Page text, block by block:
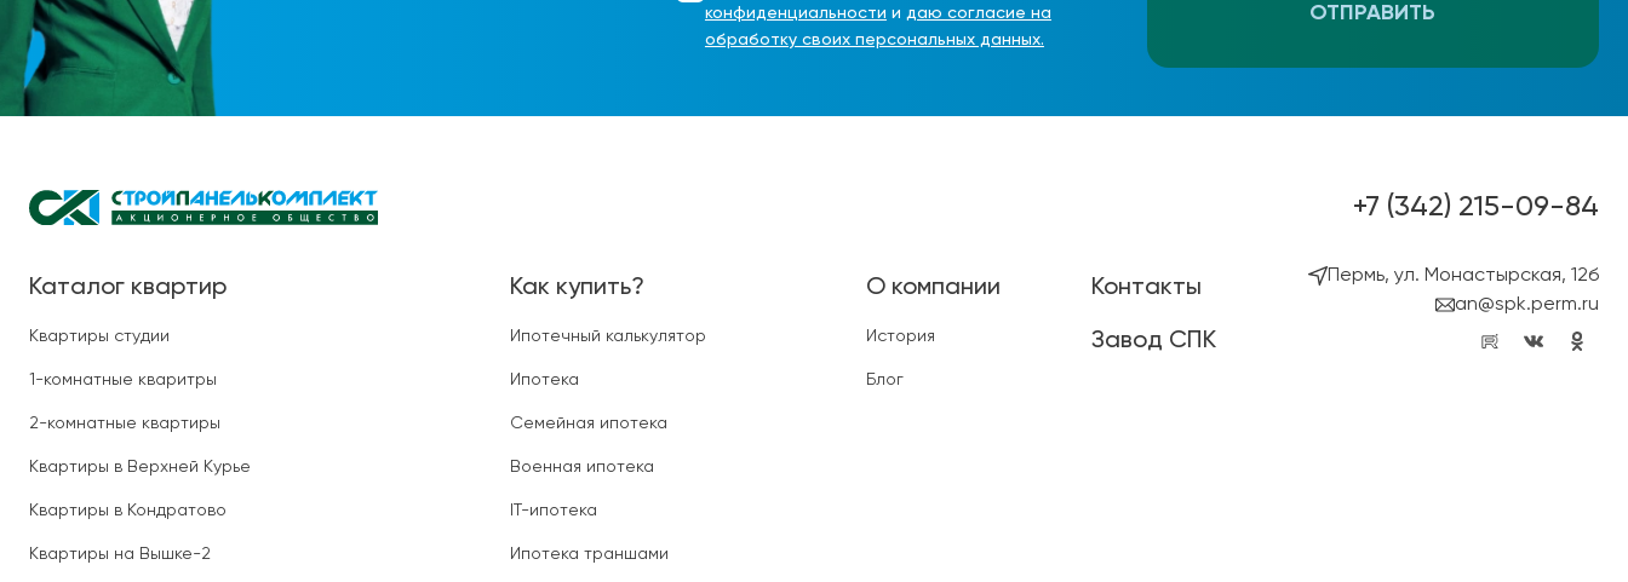
конфиденциальности и даю согласие на
обработку своих персональных данных.
ОТПРАВИТЬ
+7 (342) 215-09-84
Каталог квартир
Квартиры студии
1-комнатные кваритры
2-комнатные квартиры
Квартиры в Верхней Курье
Квартиры в Кондратово
Квартиры на Вышке-2
Как купить?
Ипотечный калькулятор
Ипотека
Семейная ипотека
Военная ипотека
IT-ипотека
Ипотека траншами
О компании
История
Блог
Контакты
Завод СПК
Пермь, ул. Монастырская, 12б
an@spk.perm.ru